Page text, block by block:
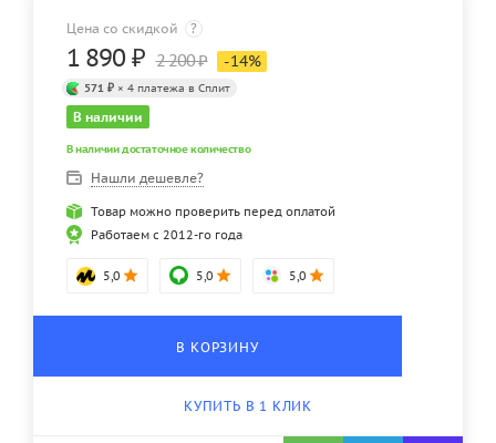
Цена со скидкой ?
1 890 ₽ 2 200₽ -14%
571 ₽ × 4 платежа в Сплит
В наличии
В наличии достаточное количество
Нашли дешевле?
Товар можно проверить перед оплатой
Работаем с 2012-го года
5,0 5,0 5,0
В КОРЗИНУ
КУПИТЬ В 1 КЛИК